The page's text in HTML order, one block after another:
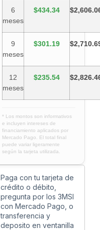
6
meses
$434.34
9
meses
$301.19
12
meses
$235.54
* Los montos son informativos
e incluyen intereses de
financiamiento aplicados por
Mercado Pago. El total final
puede variar ligeramente
según la tarjeta utilizada.
Paga con tu tarjeta de
crédito o débito,
pregunta por los 3MSI
con Mercado Pago, o
transferencia y
deposito en ventanilla